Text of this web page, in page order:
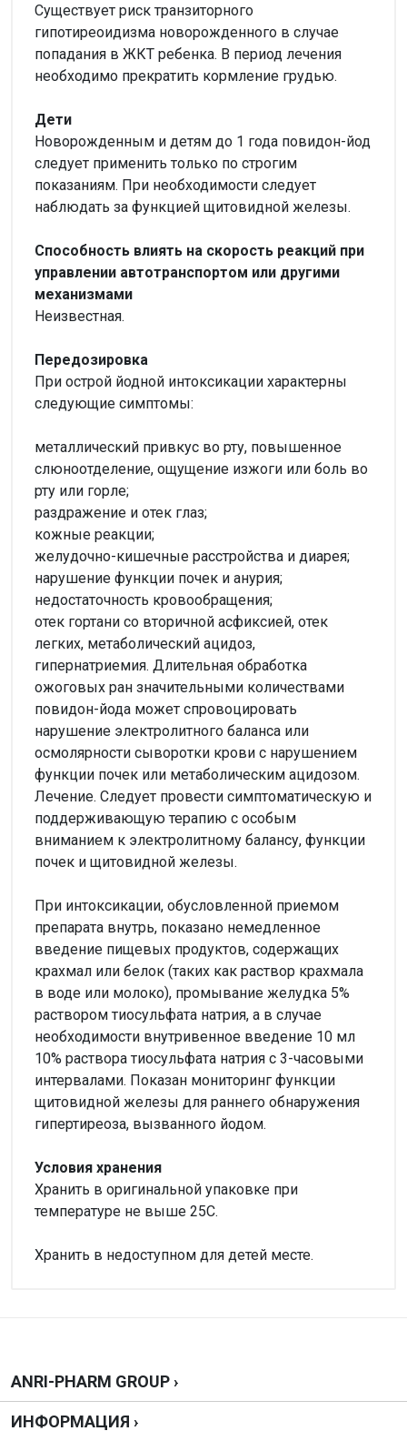
Существует риск транзиторного
гипотиреоидизма новорожденного в случае
попадания в ЖКТ ребенка. В период лечения
необходимо прекратить кормление грудью.
Дети
Новорожденным и детям до 1 года повидон-йод
следует применить только по строгим
показаниям. При необходимости следует
наблюдать за функцией щитовидной железы.
Способность влиять на скорость реакций при
управлении автотранспортом или другими
механизмами
Неизвестная.
Передозировка
При острой йодной интоксикации характерны
следующие симптомы:
металлический привкус во рту, повышенное
слюноотделение, ощущение изжоги или боль во
рту или горле;
раздражение и отек глаз;
кожные реакции;
желудочно-кишечные расстройства и диарея;
нарушение функции почек и анурия;
недостаточность кровообращения;
отек гортани со вторичной асфиксией, отек
легких, метаболический ацидоз,
гипернатриемия. Длительная обработка
ожоговых ран значительными количествами
повидон-йода может спровоцировать
нарушение электролитного баланса или
осмолярности сыворотки крови с нарушением
функции почек или метаболическим ацидозом.
Лечение. Следует провести симптоматическую и
поддерживающую терапию с особым
вниманием к электролитному балансу, функции
почек и щитовидной железы.
При интоксикации, обусловленной приемом
препарата внутрь, показано немедленное
введение пищевых продуктов, содержащих
крахмал или белок (таких как раствор крахмала
в воде или молоко), промывание желудка 5%
раствором тиосульфата натрия, а в случае
необходимости внутривенное введение 10 мл
10% раствора тиосульфата натрия с 3-часовыми
интервалами. Показан мониторинг функции
щитовидной железы для раннего обнаружения
гипертиреоза, вызванного йодом.
Условия хранения
Хранить в оригинальной упаковке при
температуре не выше 25С.
Хранить в недоступном для детей месте.
Написать отзыв
Оценка
ANRI-PHARM GROUP ›
ИНФОРМАЦИЯ ›